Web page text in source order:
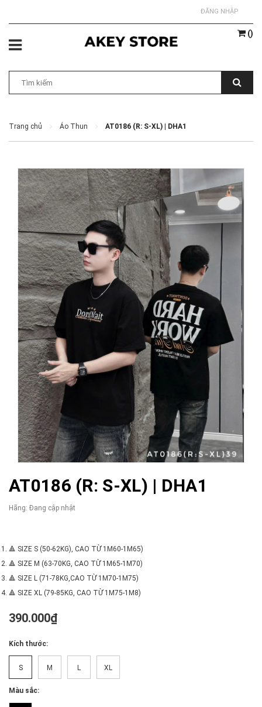
ĐĂNG NHẬP
()
Trang chủ Áo Thun AT0186 (R: S-XL) | DHA1
AT0186 (R: S-XL) | DHA1
Hãng: Đang cập nhật
🔺 SIZE S (50-62KG), CAO TỪ 1M60-1M65)
🔺 SIZE M (63-70KG, CAO TỪ 1M65-1M70)
🔺 SIZE L (71-78KG,CAO TỪ 1M70-1M75)
🔺 SIZE XL (79-85KG, CAO TỪ 1M75-1M8)
390.000₫
Kích thước:
S M L XL
Màu sắc: